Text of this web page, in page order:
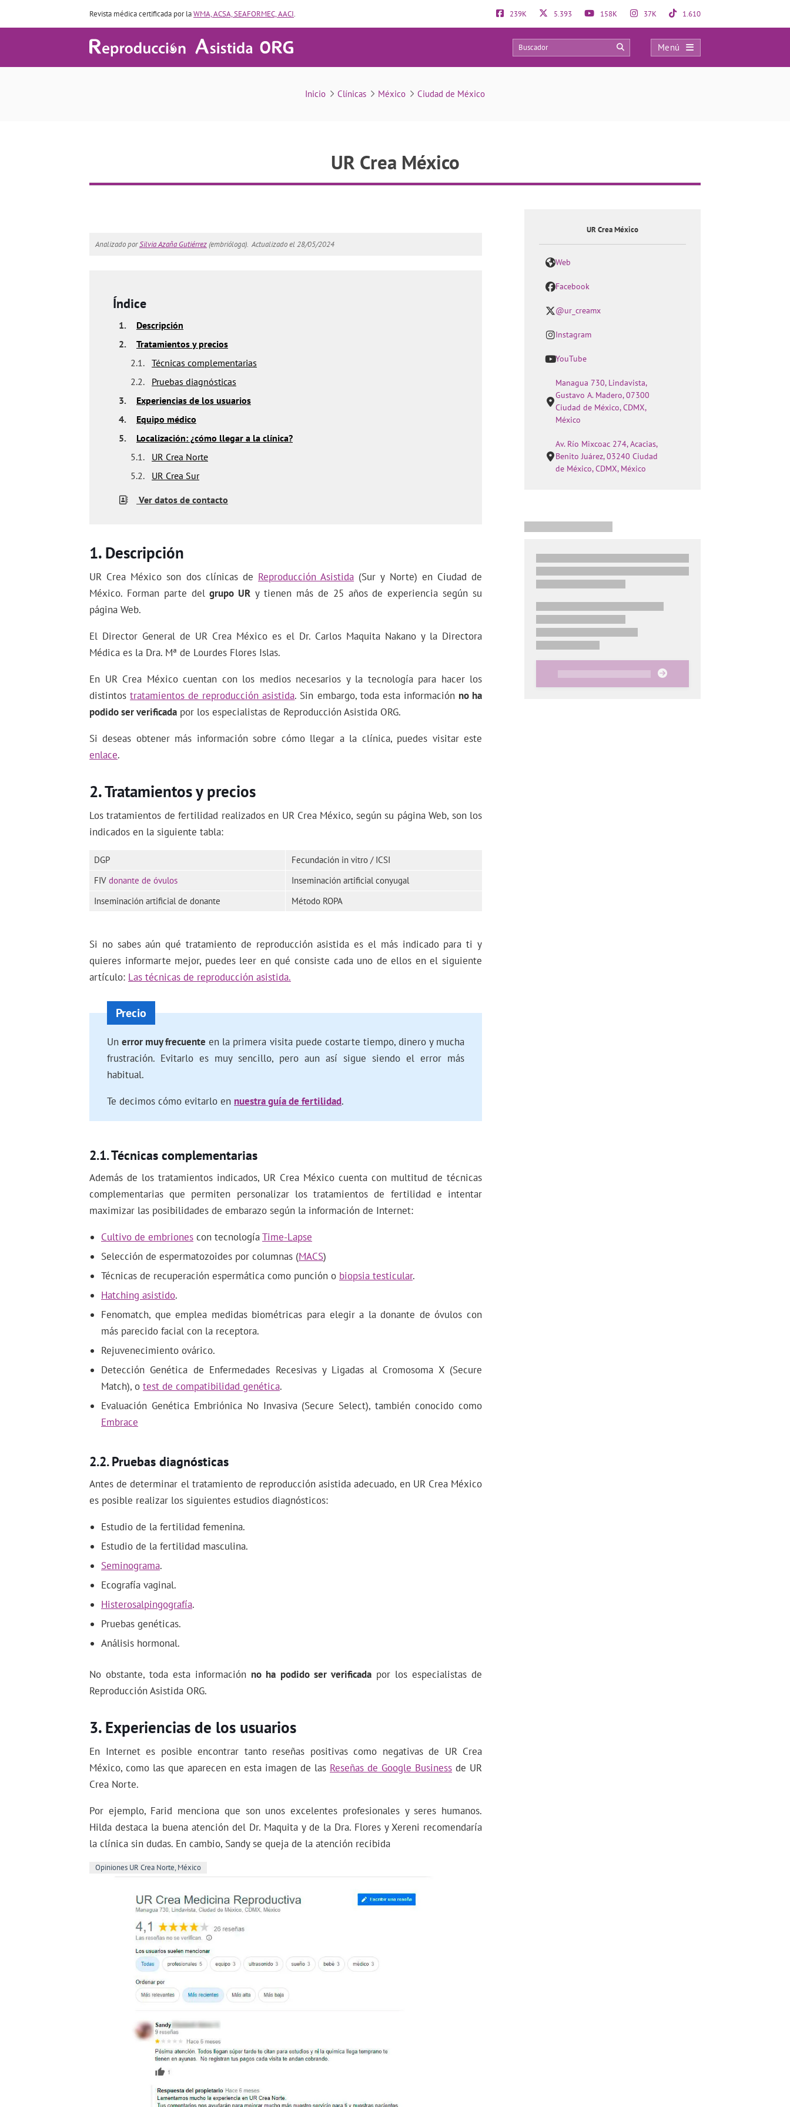
Revista médica certificada por laWMA, ACSA, SEAFORMEC, AACI. 239K 5.393 158K 37K 1.610
Menú
UR Crea México
64 0
Inicio Clínicas México Ciudad de México
UR Crea México
Analizado porSilvia Azaña Gutiérrez(embrióloga). Actualizado el 28/05/2024
Índice
1.
Descripción
2.
Tratamientos y precios
2.1. Técnicas complementarias
2.2.
Pruebas diagnósticas
3.
Experiencias de los usuarios
4.
Equipo médico
5.
Localización: ¿cómo llegar a la clínica?
5.1.
UR Crea Norte
5.2.
UR Crea Sur
Ver datos de contacto
Descripción
UR Crea México son dos clínicas de Reproducción Asistida (Sur y Norte) en Ciudad de
México. Forman parte delgrupo UR y tienen más de 25 años de experiencia según su
página Web.
El Director General de UR Crea México es el Dr. Carlos Maquita Nakano y la Directora
Médica es la Dra. Mª de Lourdes Flores Islas.
En UR Crea México cuentan con los medios necesarios y la tecnología para hacer los
distintostratamientos de reproducción asistida. Sin embargo, toda esta información no ha
podido ser verificada por los especialistas de Reproducción Asistida ORG.
Si deseas obtener más información sobre cómo llegar a la clínica, puedes visitar este
enlace.
Tratamientos y precios
Los tratamientos de fertilidad realizados en UR Crea México, según su página Web, son los
indicados en la siguiente tabla:
DGP
Fecundación in vitro / ICSI
FIV donante de óvulos
Inseminación artificial conyugal
Inseminación artificial de donante
Método ROPA
Si no sabes aún qué tratamiento de reproducción asistida es el más indicado para ti y
quieres informarte mejor, puedes leer en qué consiste cada uno de ellos en el siguiente
artículo: Las técnicas de reproducción asistida.
Unerror muy frecuente en la primera visita puede costarte tiempo, dinero y mucha
frustración. Evitarlo es muy sencillo, pero aun así sigue siendo el error más
habitual.
Te decimos cómo evitarlo en nuestra guía de fertilidad.
Técnicas complementarias
Además de los tratamientos indicados, UR Crea México cuenta con multitud de técnicas
complementarias que permiten personalizar los tratamientos de fertilidad e intentar
maximizar las posibilidades de embarazo según la información de Internet:
Cultivo de embriones con tecnologíaTime-Lapse
Selección de espermatozoides por columnas (MACS)
Técnicas de recuperación espermática como punción o biopsia testicular.
Hatching asistido.
Fenomatch, que emplea medidas biométricas para elegir a la donante de óvulos con
más parecido facial con la receptora.
Rejuvenecimiento ovárico.
Detección Genética de Enfermedades Recesivas y Ligadas al Cromosoma X (Secure
Match), o test de compatibilidad genética.
Evaluación Genética Embriónica No Invasiva (Secure Select), también conocido como
Embrace
Pruebas diagnósticas
Antes de determinar el tratamiento de reproducción asistida adecuado, en UR Crea México
es posible realizar los siguientes estudios diagnósticos:
Estudio de la fertilidad femenina.
Estudio de la fertilidad masculina.
Seminograma.
Ecografía vaginal.
Histerosalpingografía.
Pruebas genéticas.
Análisis hormonal.
No obstante, toda esta información no ha podido ser verificadapor los especialistas de
Reproducción Asistida ORG.
Experiencias de los usuarios
En Internet es posible encontrar tanto reseñas positivas como negativas de UR Crea
México, como las que aparecen en esta imagen de las Reseñas de Google Business de UR
Crea Norte.
Por ejemplo, Farid menciona que son unos excelentes profesionales y seres humanos.
Hilda destaca la buena atención del Dr. Maquita y de la Dra. Flores y Xereni recomendaría
la clínica sin dudas. En cambio, Sandy se queja de la atención recibida
Opiniones UR Crea Norte, México
UR Crea México
Web
Facebook
@ur_creamx
Instagram
YouTube
Managua 730, Lindavista,
Gustavo A. Madero, 07300
Ciudad de México, CDMX,
México
Av. Río Mixcoac 274, Acacias,
Benito Juárez, 03240 Ciudad
de México, CDMX, México